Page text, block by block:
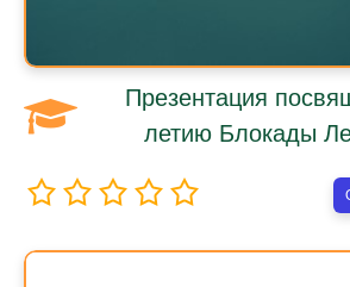
Презентация
летию Блокады